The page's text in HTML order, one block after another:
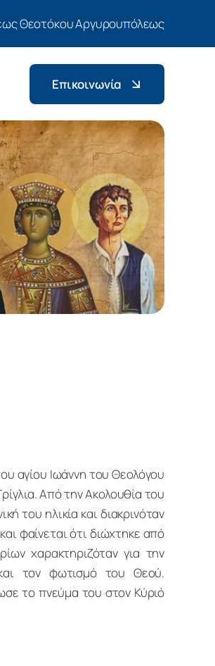
Θεοτόκου Αργυρουπόλεως
Επικοινωνία
αγίου Ιωάννη του Θεολόγου
Από την Ακολουθία του
του ηλικία και διακρινόταν
φαίνεται ότι διώχτηκε από
χαρακτηριζόταν για την
τον φωτισμό του Θεού.
το πνεύμα του στον Κύριό